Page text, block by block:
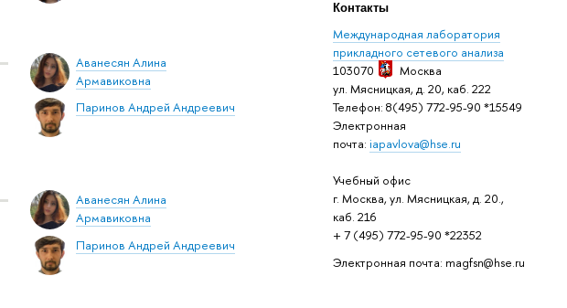
Контакты
Международная лаборатория
прикладного сетевого анализа
103070
Москва
ул. Мясницкая, д. 20, каб. 222
Телефон: 8(495) 772-95-90 *15549
Электронная
почта: iapavlova@hse.ru
Учебный офис
г. Москва, ул. Мясницкая, д. 20.,
каб. 216
+ 7 (495) 772-95-90 *22352
Электронная почта: magfsn@hse.ru
Аванесян Алина
Армавиковна
Паринов Андрей Андреевич
Аванесян Алина
Армавиковна
Паринов Андрей Андреевич